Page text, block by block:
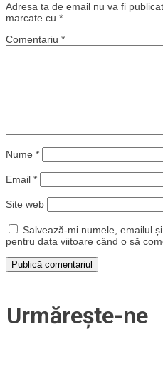
Adresa ta de email nu va fi
marcate cu *
Comentariu *
Nume *
Email *
Site web
Salvează-mi numele, emailul
pentru data viitoare când o să
Urmărește-ne